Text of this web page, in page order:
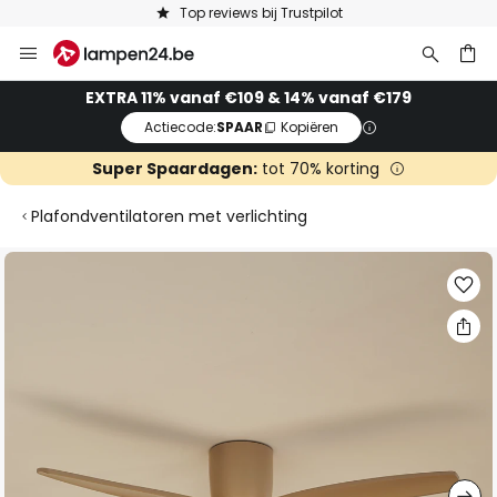
Top reviews bij Trustpilot
naar
EXTRA 11% vanaf €109 & 14% vanaf €179
Actiecode:SPAAR Kopiëren
Super Spaardagen: tot 70% korting
Plafondventilatoren met verlichting
Ga
afbeeldingen-